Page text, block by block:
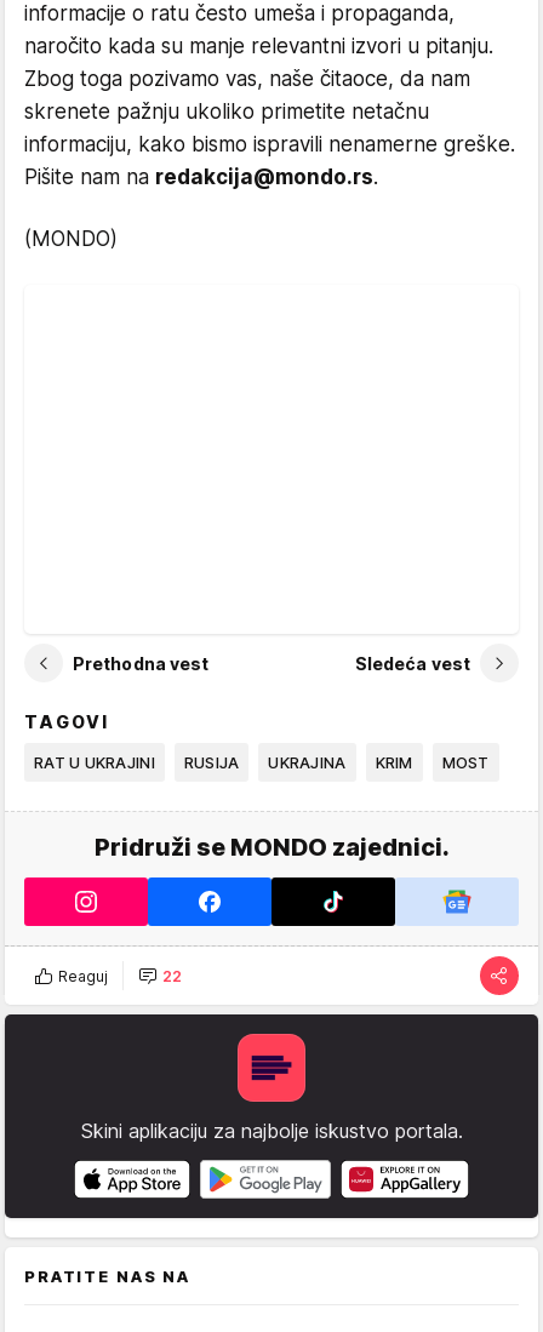
informacije o ratu često umeša i propaganda,
naročito kada su manje relevantni izvori u pitanju.
Zbog toga pozivamo vas, naše čitaoce, da nam
skrenete pažnju ukoliko primetite netačnu
informaciju, kako bismo ispravili nenamerne greške.
Pišite nam na redakcija@mondo.rs.
(MONDO)
Prethodna vest Sledeća vest
TAGOVI
RAT U UKRAJINI RUSIJA UKRAJINA KRIM MOST
Pridruži se MONDO zajednici.
Reaguj 22
Skini aplikaciju za najbolje iskustvo portala.
PRATITE NAS NA